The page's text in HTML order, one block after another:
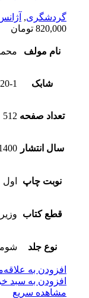
گردشگری,
820,000 تومان
نام مولف
شابک 1
تعداد صفحه 512
سال انتشار
نوبت چاپ اول
قطع کتاب
نوع جلد
افزودن به
افزودن به سبد
مشاهده سریع